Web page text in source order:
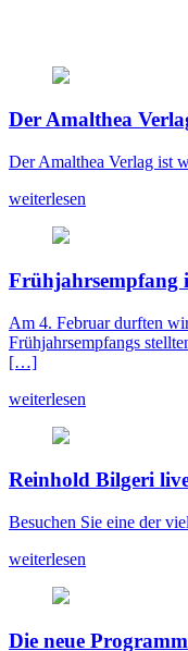
Der Amalthea
Der Amalthea Verlag ist
weiterlesen
Frühjahrsempfang
Am 4. Februar durften
Frühjahrsempfangs
[…]
weiterlesen
Reinhold Bilgeri
Besuchen Sie eine der
weiterlesen
Die neue